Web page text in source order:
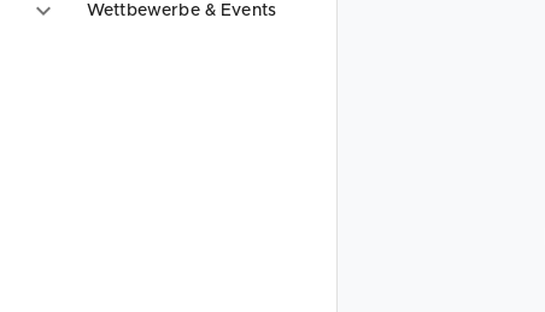
Wettbewerbe & Events